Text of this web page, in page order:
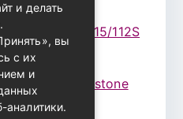
Rotiva HT 115/112S
записи Bridgestone
и делать
вы
с их
и
аналитики.